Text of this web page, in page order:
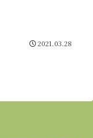
2021.03.28